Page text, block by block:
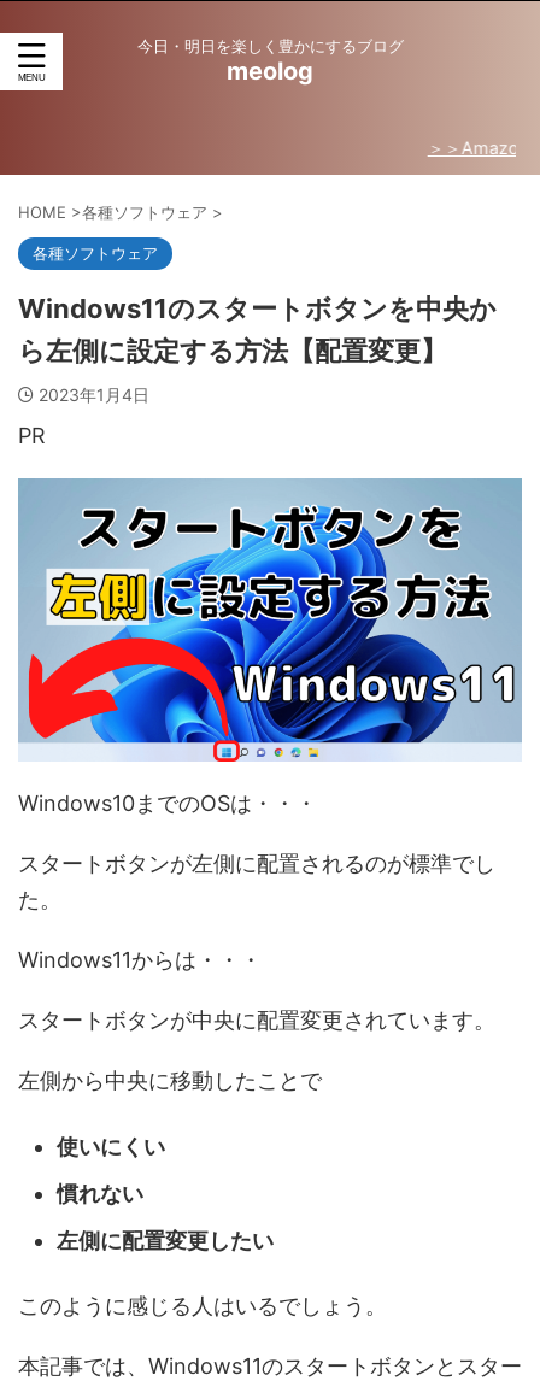
今日・明日を楽しく豊かにするブログ
meolog
＞＞Amazon売れ筋ラン
HOME >各種ソフトウェア >
各種ソフトウェア
Windows11のスタートボタンを中央か
ら左側に設定する方法【配置変更】
2023年1月4日
PR
Windows10までのOSは・・・
スタートボタンが左側に配置されるのが標準でし
た。
Windows11からは・・・
スタートボタンが中央に配置変更されています。
左側から中央に移動したことで
使いにくい
慣れない
左側に配置変更したい
このように感じる人はいるでしょう。
本記事では、Windows11のスタートボタンとスター